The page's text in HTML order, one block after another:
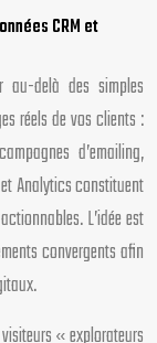
CRM et
au-delà des simples
réels de vos clients :
d’emailing,
Analytics constituent
L’idée est
convergents afin